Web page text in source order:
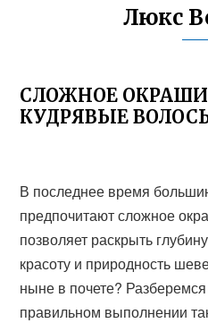
Люкс
СЛОЖНОЕ
КУДРЯВЫЕ
В последнее время
предпочитают сложное
позволяет раскрыть
красоту и природность
ныне в почете?
правильном выполнении